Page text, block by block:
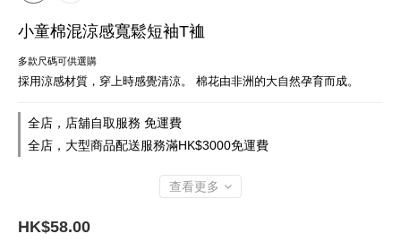
小童棉混涼感寬鬆短袖T裇
多款尺碼可供選購
採用涼感材質，穿上時感覺清涼。 棉花由非洲的大自然孕育而成。
全店，店舖自取服務 免運費
全店，大型商品配送服務滿HK$3000免運費
查看更多
HK$58.00